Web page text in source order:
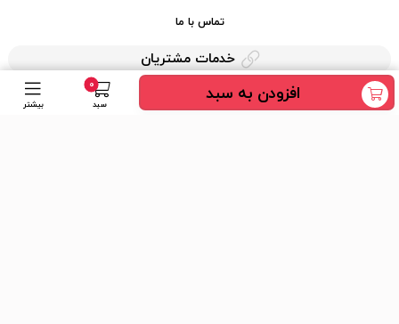
افزودن به سبد 0
سبد بیشتر
تماس با ما
خدمات مشتریان
حریم خصوصی